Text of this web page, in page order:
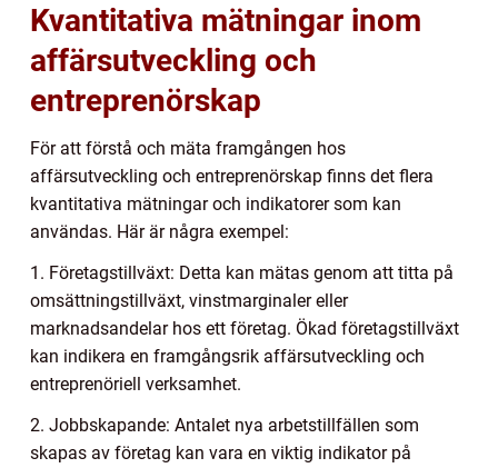
Kvantitativa mätningar inom
affärsutveckling och
entreprenörskap
För att förstå och mäta framgången hos
affärsutveckling och entreprenörskap finns det flera
kvantitativa mätningar och indikatorer som kan
användas. Här är några exempel:
1. Företagstillväxt: Detta kan mätas genom att titta på
omsättningstillväxt, vinstmarginaler eller
marknadsandelar hos ett företag. Ökad företagstillväxt
kan indikera en framgångsrik affärsutveckling och
entreprenöriell verksamhet.
2. Jobbskapande: Antalet nya arbetstillfällen som
skapas av företag kan vara en viktig indikator på